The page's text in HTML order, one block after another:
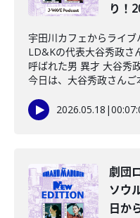
り！
宇田川カフェからライ
LD&Kの代表大谷秀政さ
呼ばれた男 異才 大谷秀
今日は、大谷秀政さんご
2026.05.18 |
劇団
ソウ
日か